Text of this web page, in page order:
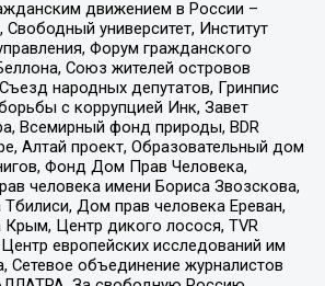
движением в России –
университет, Институт
Форум гражданского
Союз жителей островов
народных депутатов, Гринпис
с коррупцией Инк, Завет
Всемирный фонд природы, BDR
Алтай проект, Образовательный дом
Фонд Дом Прав Человека,
человека имени Бориса Звозскова,
Дом прав человека Ереван,
Центр дикого лосося, TVR
европейских исследований им
Сетевое объединение журналистов